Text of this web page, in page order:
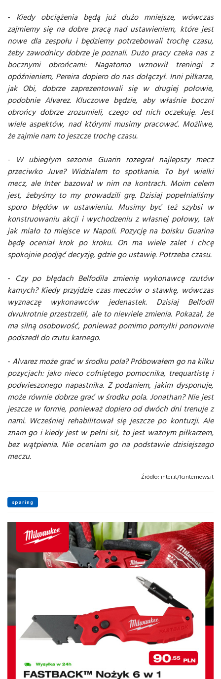
- Kiedy obciążenia będą już dużo mniejsze, wówczas
zajmiemy się na dobre pracą nad ustawieniem, które jest
nowe dla zespołu i będziemy potrzebowali trochę czasu,
żeby zawodnicy dobrze je poznali. Dużo pracy czeka nas z
bocznymi obrońcami: Nagatomo wznowił treningi z
opóźnieniem, Pereira dopiero do nas dołączył. Inni piłkarze,
jak Obi, dobrze zaprezentowali się w drugiej połowie,
podobnie Alvarez. Kluczowe będzie, aby właśnie boczni
obrońcy dobrze zrozumieli, czego od nich oczekuję. Jest
wiele aspektów, nad którymi musimy pracować. Możliwe,
że zajmie nam to jeszcze trochę czasu.
-
W ubiegłym sezonie Guarin rozegrał najlepszy mecz
przeciwko Juve? Widziałem to spotkanie. To był wielki
mecz, ale Inter bazował w nim na kontrach. Moim celem
jest, żebyśmy to my prowadzili grę. Dzisiaj popełnialiśmy
sporo błędów w ustawieniu. Musimy być też szybsi w
konstruowaniu akcji i wychodzeniu z własnej połowy, tak
jak miało to miejsce w Napoli. Pozycję na boisku Guarina
będę oceniał krok po kroku. On ma wiele zalet i chcę
spokojnie podjąć decyzję, gdzie go ustawię. Potrzeba czasu.
- Czy po błędach Belfodila zmienię wykonawcę rzutów
karnych? Kiedy przyjdzie czas meczów o stawkę, wówczas
wyznaczę wykonawców jedenastek. Dzisiaj Belfodil
dwukrotnie przestrzelił, ale to niewiele zmienia. Pokazał, że
ma silną osobowość, ponieważ pomimo pomyłki ponownie
podszedł do rzutu karnego.
-Alvarez może grać w środku pola? Próbowałem go na kilku
pozycjach: jako nieco cofniętego pomocnika, trequartistę i
podwieszonego napastnika. Z podaniem, jakim dysponuje,
może równie dobrze grać w środku pola. Jonathan? Nie jest
jeszcze w formie, ponieważ dopiero od dwóch dni trenuje z
nami. Wcześniej rehabilitował się jeszcze po kontuzji. Ale
znam go i kiedy jest w pełni sił, to jest ważnym piłkarzem,
bez wątpienia. Nie oceniam go na podstawie dzisiejszego
meczu.
Źródło: inter.it/fcinternews.it
sparing